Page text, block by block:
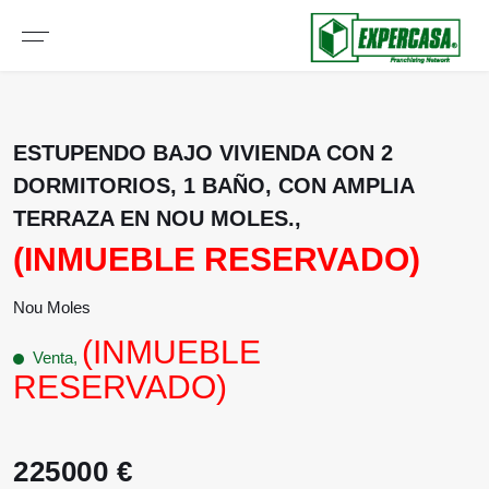
ESTUPENDO BAJO VIVIENDA CON 2
DORMITORIOS, 1 BAÑO, CON AMPLIA
TERRAZA EN NOU MOLES.,
(INMUEBLE RESERVADO)
Nou Moles
Venta, (INMUEBLE
RESERVADO)
225000 €